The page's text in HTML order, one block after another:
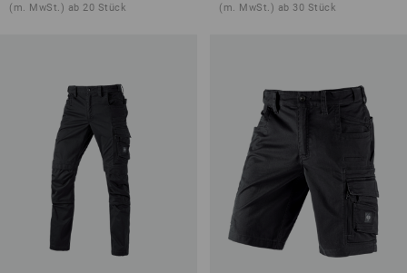
(m. MwSt.) ab 20 Stück (m. MwSt.) ab 30 Stück